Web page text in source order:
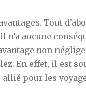
Tout
n’a aucune
non
En effet, il est
pour les